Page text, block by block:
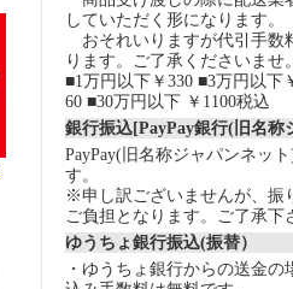
していただく形になります。
おそれいりますが代引手数
ります。ご了承くださいませ
■1万円以下￥330 ■3万円以下
60 ■30万円以下 ￥1100税込
銀行振込[PayPay銀行(旧名称
PayPay(旧名称ジャパンネッ
す。
※申し訳ございませんが、振
ご負担となります。ご了承下
ゆうちょ銀行振込(振替）
・ゆうちょ銀行からの送金